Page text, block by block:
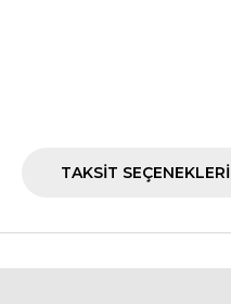
TAKSIT SEÇENEKLERI